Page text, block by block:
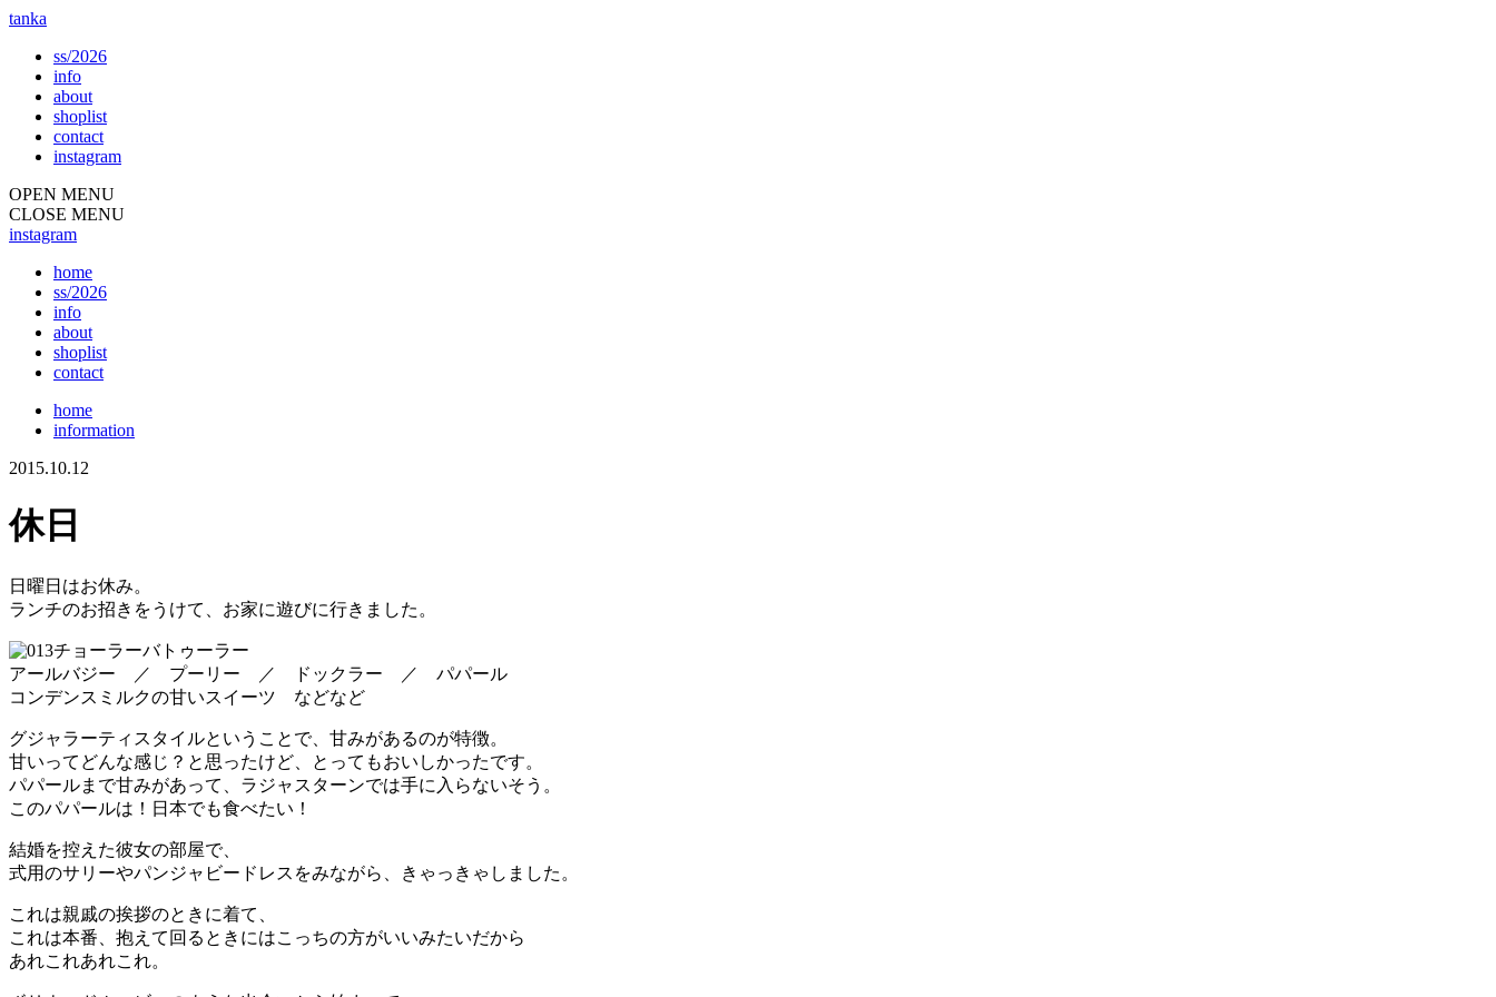
tanka
ss/2026
info
about
shoplist
contact
instagram
OPEN MENU
CLOSE MENU
instagram
home
ss/2026
info
about
shoplist
contact
home
information
2015.10.12
休日
日曜日はお休み。
ランチのお招きをうけて、お家に遊びに行きました。
チョーラーバトゥーラー
アールバジー ／ プーリー ／ ドックラー ／ パパール
コンデンスミルクの甘いスイーツ などなど
グジャラーティスタイルということで、甘みがあるのが特徴。
甘いってどんな感じ？と思ったけど、とってもおいしかったです。
パパールまで甘みがあって、ラジャスターンでは手に入らないそう。
このパパールは！日本でも食べたい！
結婚を控えた彼女の部屋で、
式用のサリーやパンジャビードレスをみながら、きゃっきゃしました。
これは親戚の挨拶のときに着て、
これは本番、抱えて回るときにはこっちの方がいいみたいだから
あれこれあれこれ。